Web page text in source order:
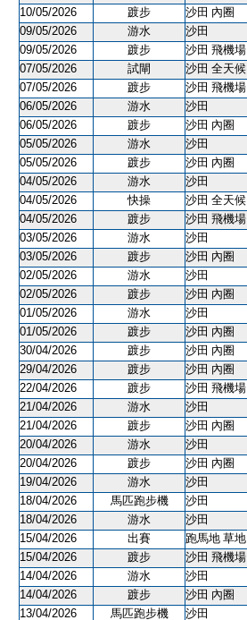
10/05/2026
踱步 沙田 內圈
09/05/2026
游水
沙田
09/05/2026
踱步 沙田 飛機場
07/05/2026
試閘 沙田 全天候
07/05/2026
踱步 沙田 飛機場
06/05/2026
游水
沙田
06/05/2026
踱步 沙田 內圈
05/05/2026
游水
沙田
05/05/2026
踱步 沙田 內圈
04/05/2026
游水
沙田
04/05/2026
快操 沙田 全天候
04/05/2026
踱步 沙田 飛機場
03/05/2026
游水
沙田
03/05/2026
踱步 沙田 內圈
02/05/2026
游水
沙田
02/05/2026
踱步 沙田 內圈
01/05/2026
游水
沙田
01/05/2026
踱步 沙田 內圈
30/04/2026
踱步 沙田 內圈
29/04/2026
踱步 沙田 內圈
22/04/2026
踱步 沙田 飛機場
21/04/2026
游水
沙田
21/04/2026
踱步 沙田 內圈
20/04/2026
游水
沙田
20/04/2026
踱步 沙田 內圈
19/04/2026
游水
沙田
18/04/2026
馬匹跑步機 沙田
18/04/2026
游水
沙田
15/04/2026
出賽 跑馬地 草地
15/04/2026
踱步 沙田 飛機場
14/04/2026
游水
沙田
14/04/2026
踱步 沙田 內圈
13/04/2026
馬匹跑步機 沙田